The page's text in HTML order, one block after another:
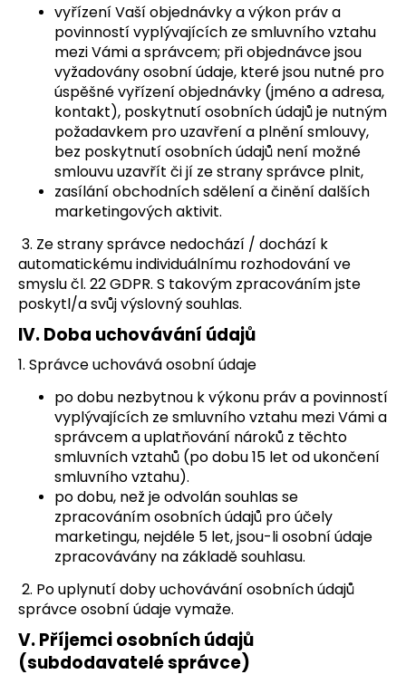
vyřízení Vaší objednávky a výkon práv a
povinností vyplývajících ze smluvního vztahu
mezi Vámi a správcem; při objednávce jsou
vyžadovány osobní údaje, které jsou nutné pro
úspěšné vyřízení objednávky (jméno a adresa,
kontakt), poskytnutí osobních údajů je nutným
požadavkem pro uzavření a plnění smlouvy,
bez poskytnutí osobních údajů není možné
smlouvu uzavřít či jí ze strany správce plnit,
zasílání obchodních sdělení a činění dalších
marketingových aktivit.
3. Ze strany správce nedochází / dochází k
automatickému individuálnímu rozhodování ve
smyslu čl. 22 GDPR. S takovým zpracováním jste
poskytl/a svůj výslovný souhlas.
IV.Doba uchovávání údajů
1. Správce uchovává osobní údaje
po dobu nezbytnou k výkonu práv a povinností
vyplývajících ze smluvního vztahu mezi Vámi a
správcem a uplatňování nároků z těchto
smluvních vztahů (po dobu 15 let od ukončení
smluvního vztahu).
po dobu, než je odvolán souhlas se
zpracováním osobních údajů pro účely
marketingu, nejdéle 5 let, jsou-li osobní údaje
zpracovávány na základě souhlasu.
2. Po uplynutí doby uchovávání osobních údajů
správce osobní údaje vymaže.
V.Příjemci osobních údajů
(subdodavatelé správce)